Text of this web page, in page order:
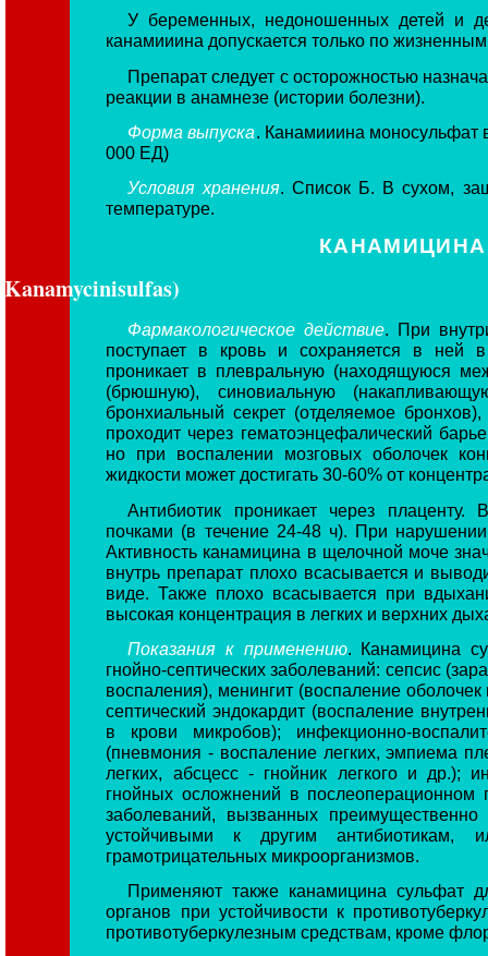
У беременных, недоношенных детей и
канамииина допускается только по
Препарат следует с осторожностью
реакции в анамнезе (истории болезни).
Форма выпуска. Канамииина моносульфат
000 ЕД)
Условия хранения. Список Б. В сухом,
температуре.
Kanamycinisulfas)
Фармакологическое действие. При
поступает в кровь и сохраняется в ней
проникает в плевральную (находящуюся
(брюшную), синовиальную
бронхиальный секрет (отделяемое
проходит через гематоэнцефалический
но при воспалении мозговых оболочек
жидкости может достигать 30-60% от
Антибиотик проникает через
почками (в течение 24-48 ч). При
Активность канамицина в щелочной моче
внутрь препарат плохо всасывается и
виде. Также плохо всасывается при
высокая концентрация в легких и верхних
Показания к применению. Канамицина
гнойно-септических заболеваний: сепсис
воспаления), менингит (воспаление
септический эндокардит (воспаление
в крови микробов); инфекционно-
(пневмония - воспаление легких, эмпиема
легких, абсцесс - гнойник легкого и др.);
гнойных осложнений в
заболеваний, вызванных преимущественно
устойчивыми к другим антибиотикам,
грамотрицательных микроорганизмов.
Применяют также канамицина сульфат
органов при устойчивости к
противотуберкулезным средствам, кроме